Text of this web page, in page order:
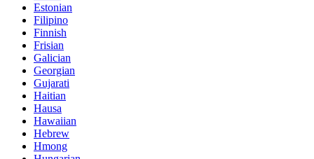
Estonian
Filipino
Finnish
Frisian
Galician
Georgian
Gujarati
Haitian
Hausa
Hawaiian
Hebrew
Hmong